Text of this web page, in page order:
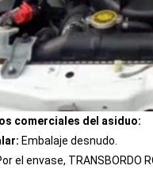
comerciales del asiduo:
Embalaje desnudo.
el envase, TRANSBORDO